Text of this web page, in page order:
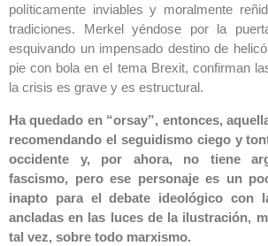
políticamente inviables y moralmente
tradiciones. Merkel yéndose por la
esquivando un impensado destino de
pie con bola en el tema Brexit, confirman
la crisis es grave y es estructural.
Ha quedado en “orsay”, entonces,
recomendando el seguidismo ciego y
occidente y, por ahora, no tiene
fascismo, pero ese personaje es un
inapto para el debate ideológico con
ancladas en las luces de la ilustración,
tal vez, sobre todo marxismo.